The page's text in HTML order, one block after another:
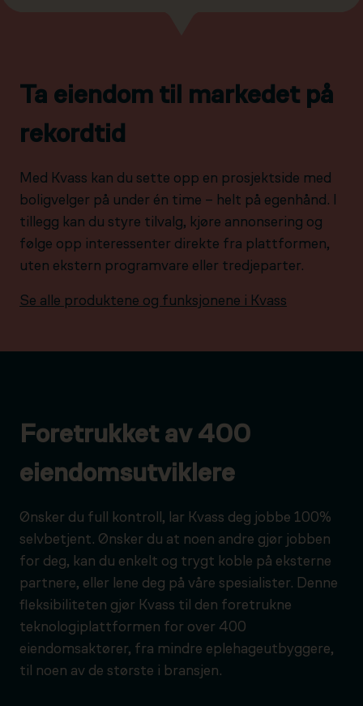
Ta eiendom til markedet på
rekordtid
Med Kvass kan du sette opp en prosjektside med
boligvelger på under én time – helt på egenhånd. I
tillegg kan du styre tilvalg, kjøre annonsering og
følge opp interessenter direkte fra plattformen,
uten ekstern programvare eller tredjeparter.
Se alle produktene og funksjonene i Kvass
Foretrukket av 400
eiendomsutviklere
Ønsker du full kontroll, lar Kvass deg jobbe 100%
selvbetjent. Ønsker du at noen andre gjør jobben
for deg, kan du enkelt og trygt koble på eksterne
partnere, eller lene deg på våre spesialister. Denne
fleksibiliteten gjør Kvass til den foretrukne
teknologiplattformen for over 400
eiendomsaktører, fra mindre eplehageutbyggere,
til noen av de største i bransjen.